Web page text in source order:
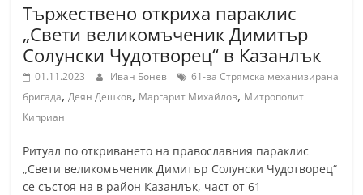
Тържествено откриха параклис
„Свети великомъченик Димитър
Солунски Чудотворец“ в Казанлък
01.11.2023 Иван Бонев
61-ва Стрямска механизирана
бригада,Деян Дешков, Маргарит Михайлов, Митрополит
Киприан
Ритуал по откриването на православния параклис
„Свети великомъченик Димитър Солунски Чудотворец“
се състоя на в район Казанлък, част от 61